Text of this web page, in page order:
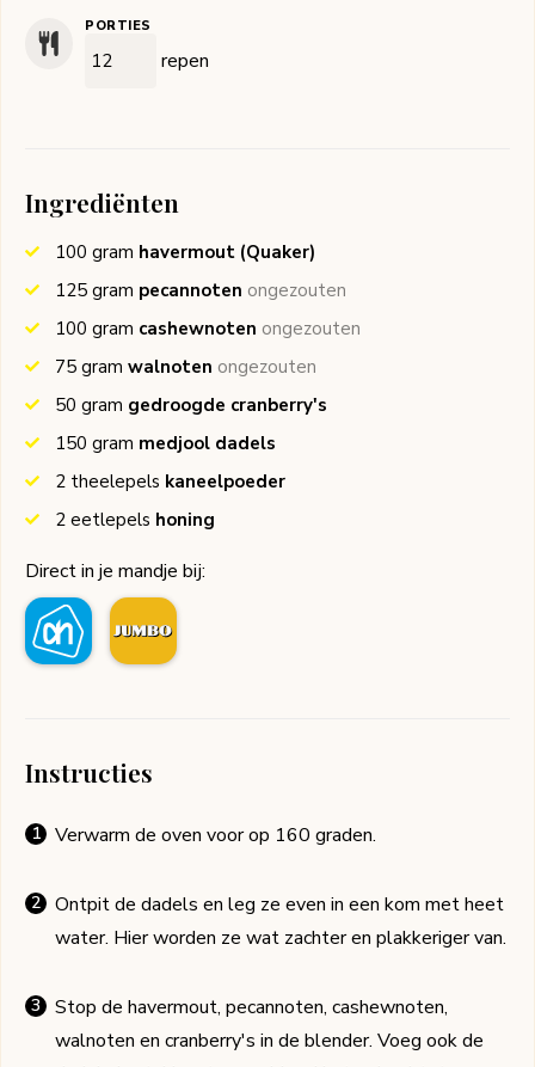
PORTIES
repen
Ingrediënten
100 gram havermout (Quaker)
125 gram pecannoten ongezouten
100 gram cashewnoten ongezouten
75 gram walnoten ongezouten
50 gram gedroogde cranberry's
150 gram medjool dadels
2 theelepels kaneelpoeder
2 eetlepels honing
Direct in je mandje bij:
Instructies
Verwarm de oven voor op 160 graden.
Ontpit de dadels en leg ze even in een kom met heet
water. Hier worden ze wat zachter en plakkeriger van.
Stop de havermout, pecannoten, cashewnoten,
walnoten en cranberry's in de blender. Voeg ook de